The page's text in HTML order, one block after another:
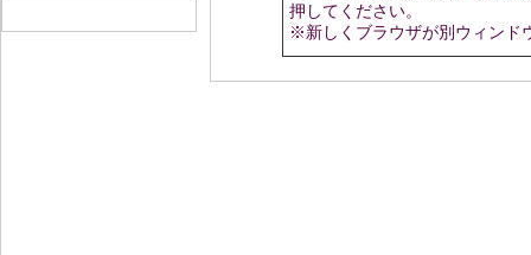
押してください。
※新しくブラウザが別ウィンド